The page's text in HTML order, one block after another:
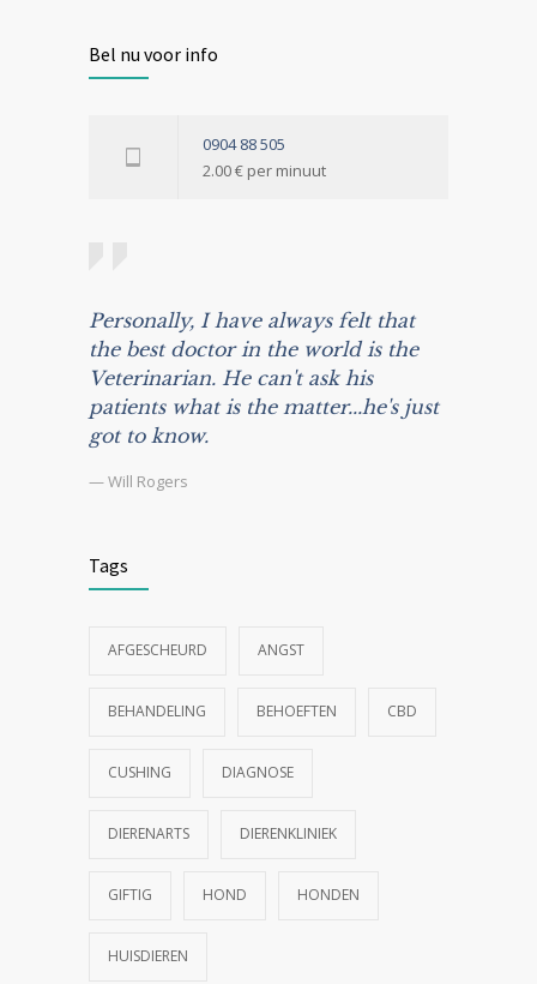
Bel nu voor info
0904 88 505
2.00 € per minuut
Personally, I have always felt that
the best doctor in the world is the
Veterinarian. He can't ask his
patients what is the matter...he's just
got to know.
— Will Rogers
Tags
AFGESCHEURD ANGST
BEHANDELING BEHOEFTEN CBD
CUSHING DIAGNOSE
DIERENARTS DIERENKLINIEK
GIFTIG HOND HONDEN
HUISDIEREN